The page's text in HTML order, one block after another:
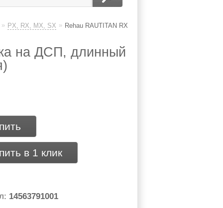
» PX, RX, MX, SX » Rehau RAUTITAN RX
на ДСП, длинный
в 1 клик
14563791001